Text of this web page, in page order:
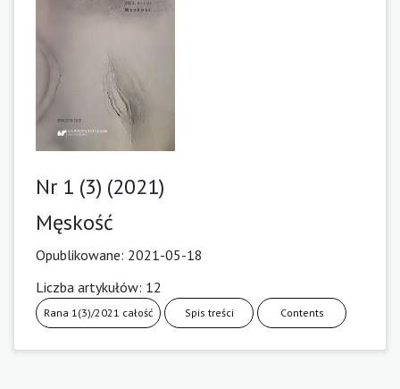
Nr 1 (3) (2021)
Męskość
Opublikowane: 2021-05-18
Liczba artykułów: 12
Rana 1(3)/2021 całość Spis treści Contents